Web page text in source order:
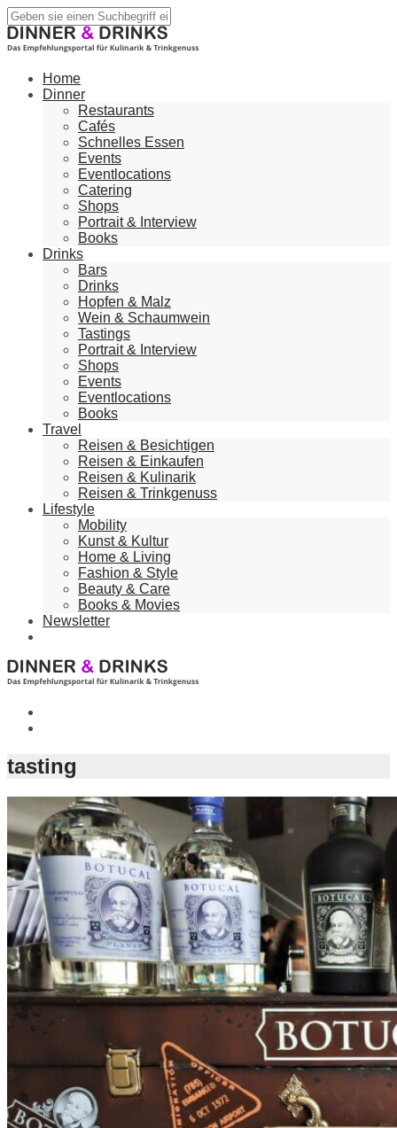
Home
Dinner
Restaurants
Cafés
Schnelles Essen
Events
Eventlocations
Catering
Shops
Portrait & Interview
Books
Drinks
Bars
Drinks
Hopfen & Malz
Wein & Schaumwein
Tastings
Portrait & Interview
Shops
Events
Eventlocations
Books
Travel
Reisen & Besichtigen
Reisen & Einkaufen
Reisen & Kulinarik
Reisen & Trinkgenuss
Lifestyle
Mobility
Kunst & Kultur
Home & Living
Fashion & Style
Beauty & Care
Books & Movies
Newsletter
tasting